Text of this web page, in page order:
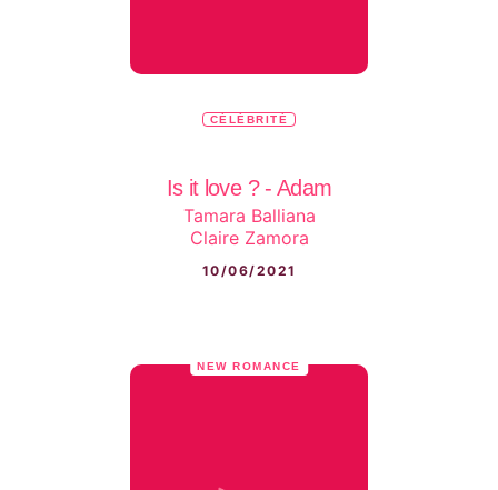
CÉLÉBRITÉ
Is it love ? - Adam
Tamara Balliana
Claire Zamora
10/06/2021
NEW ROMANCE